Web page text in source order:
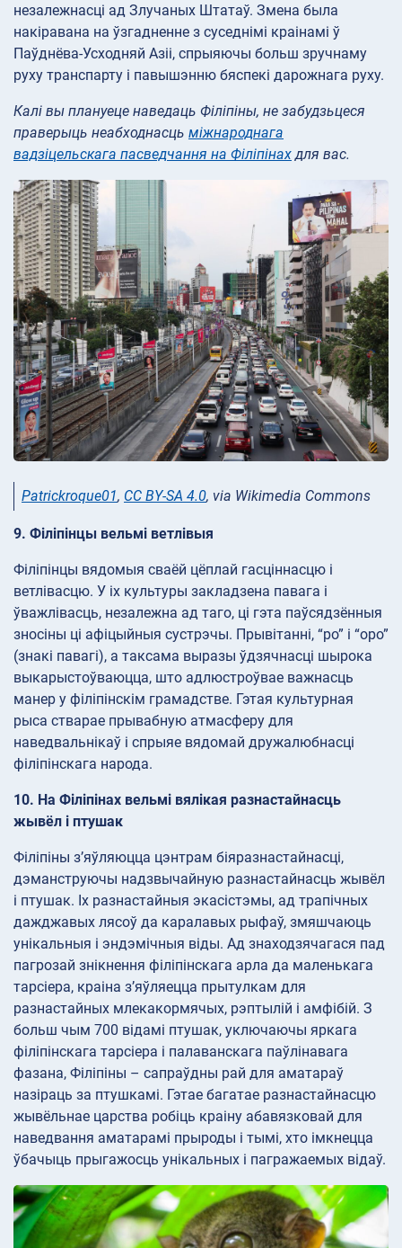
незалежнасці ад Злучаных Штатаў. Змена была
накіравана на ўзгадненне з суседнімі краінамі ў
Паўднёва-Усходняй Азіі, спрыяючы больш зручнаму
руху транспарту і павышэнню бяспекі дарожнага руху.
Калі вы плануеце наведаць Філіпіны, не забудзьцеся
праверыць неабходнасць міжнароднага
вадзіцельскага пасведчання на Філіпінахдля вас.
Patrickroque01, CC BY-SA 4.0, via Wikimedia Commons
9. Філіпінцы вельмі ветлівыя
Філіпінцы вядомыя сваёй цёплай гасціннасцю і
ветлівасцю. У іх культуры закладзена павага і
ўважлівасць, незалежна ад таго, ці гэта паўсядзённыя
зносіны ці афіцыйныя сустрэчы. Прывітанні, “po” і “opo”
(знакі павагі), а таксама выразы ўдзячнасці шырока
выкарыстоўваюцца, што адлюстроўвае важнасць
манер у філіпінскім грамадстве. Гэтая культурная
рыса стварае прывабную атмасферу для
наведвальнікаў і спрыяе вядомай дружалюбнасці
філіпінскага народа.
10. На Філіпінах вельмі вялікая разнастайнасць
жывёл і птушак
Філіпіны з’яўляюцца цэнтрам біяразнастайнасці,
дэманструючы надзвычайную разнастайнасць жывёл
і птушак. Іх разнастайныя экасістэмы, ад трапічных
дажджавых лясоў да каралавых рыфаў, змяшчаюць
унікальныя і эндэмічныя віды. Ад знаходзячагася пад
пагрозай знікнення філіпінскага арла да маленькага
тарсіера, краіна з’яўляецца прытулкам для
разнастайных млекакормячых, рэптылій і амфібій. З
больш чым 700 відамі птушак, уключаючы яркага
філіпінскага тарсіера і палаванскага паўлінавага
фазана, Філіпіны – сапраўдны рай для аматараў
назіраць за птушкамі. Гэтае багатае разнастайнасцю
жывёльнае царства робіць краіну абавязковай для
наведвання аматарамі прыроды і тымі, хто імкнецца
ўбачыць прыгажосць унікальных і пагражаемых відаў.